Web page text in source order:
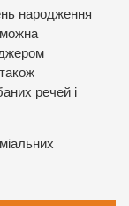
народження
можна
речей і